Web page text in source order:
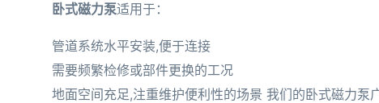
卧式磁力泵适用于：
管道系统水平安装,便于连接
需要频繁检修或部件更换的工况
地面空间充足,注重维护便利性的场景 我们的卧式磁力泵